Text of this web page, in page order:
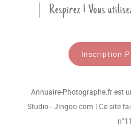
Respirez ! Vous
Inscription
Annuaire-Photographe.fr est
Studio - Jingoo.com | Ce site